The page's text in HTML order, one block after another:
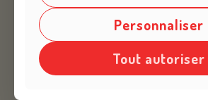
Suivez nous sur nos
Facebook,Instagramand
Personnaliser
Tout autoriser